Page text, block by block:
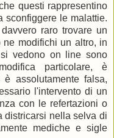
questi rappresentino
sconfiggere le malattie.
raro trovare un
ne modifichi un altro, in
vedono on line sono
particolare, è
assolutamente falsa,
l'intervento di un
con le refertazioni o
districarsi nella selva di
mediche e sigle